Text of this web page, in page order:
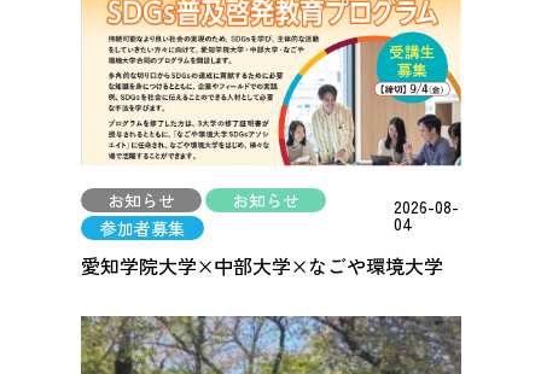
愛知学院大学×中部大学×なごや環境大学
お知らせ
お知らせ
参加者募集
2026-08-
04